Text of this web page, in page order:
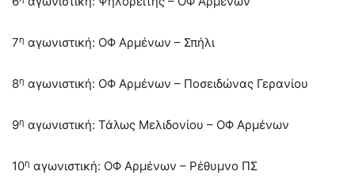
7η αγωνιστική: ΟΦ Αρμένων – Σπήλι
8η αγωνιστική: ΟΦ Αρμένων – Ποσειδώνας Γερανίου
9η αγωνιστική: Τάλως Μελιδονίου – ΟΦ Αρμένων
10η αγωνιστική: ΟΦ Αρμένων – Ρέθυμνο ΠΣ